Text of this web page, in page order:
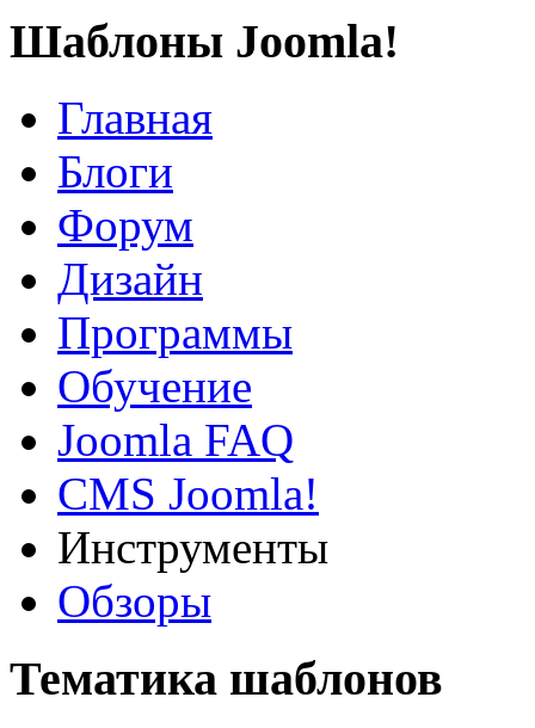
Шаблоны Joomla!
Главная
Блоги
Форум
Дизайн
Программы
Обучение
Joomla FAQ
CMS Joomla!
Инструменты
Обзоры
Тематика шаблонов